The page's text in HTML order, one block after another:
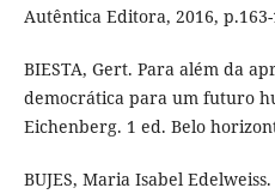
Autêntica Editora, 2016, p.163-
BIESTA, Gert. Para além da
democrática para um futuro
Eichenberg. 1 ed. Belo
BUJES, Maria Isabel